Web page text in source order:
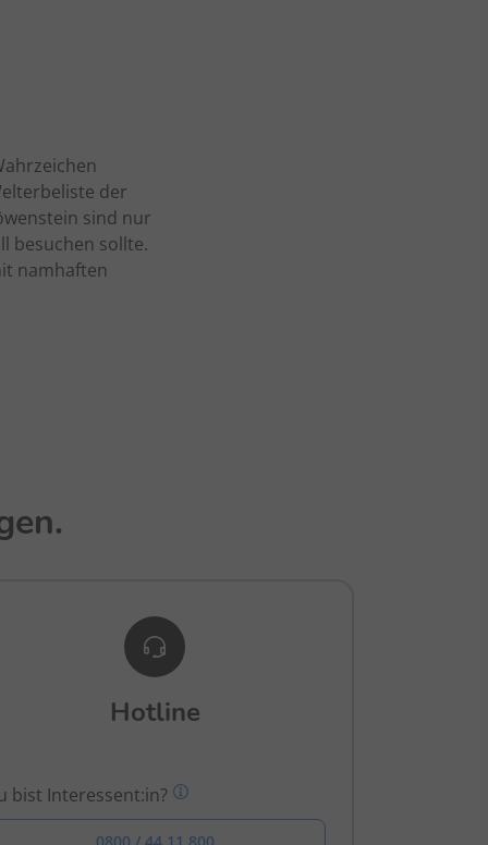
der
sind nur
besuchen sollte.
namhaften
Hotline
bist Interessent:in?
0800 / 44 11 800